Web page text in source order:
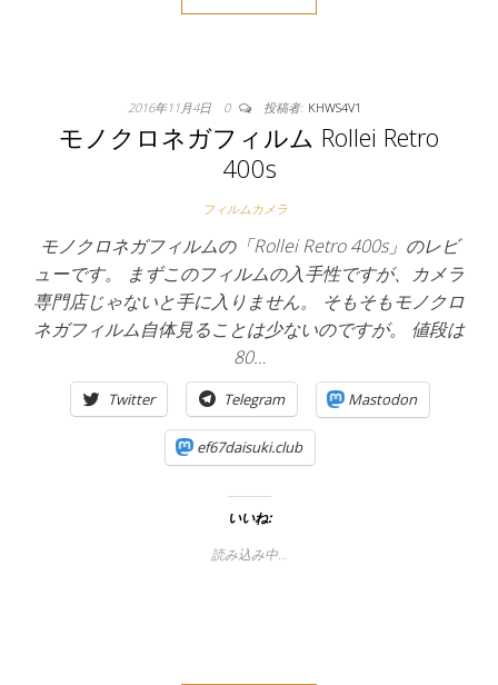
2016年11月4日 0 投稿者: KHWS4V1
モノクロネガフィルム Rollei Retro
400s
フィルムカメラ
モノクロネガフィルムの「Rollei Retro 400s」のレビ
ューです。 まずこのフィルムの入手性ですが、カメラ
専門店じゃないと手に入りません。 そもそもモノクロ
ネガフィルム自体見ることは少ないのですが。 値段は
80…
Twitter Telegram Mastodon
ef67daisuki.club
いいね:
読み込み中…